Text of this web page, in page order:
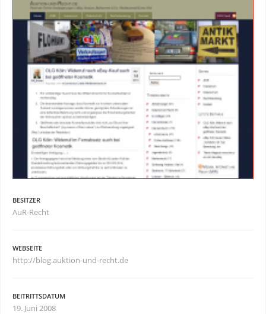
BESITZER
AuR-Recht
WEBSEITE
http://blog.auktion-und-recht.de
BEITRITTSDATUM
19. Juni 2008